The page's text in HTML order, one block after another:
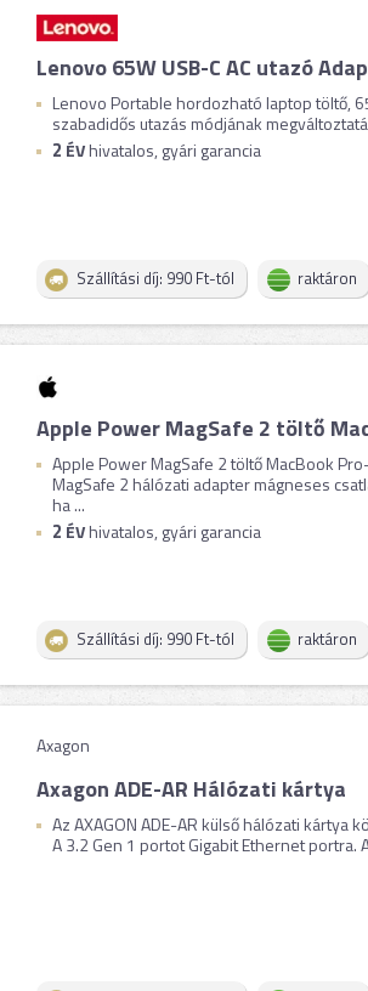
Lenovo 65W USB-C AC utazó
Lenovo Portable hordozható laptop töltő,
szabadidős utazás módjának
2 ÉVhivatalos, gyári garancia
Szállítási díj: 990 Ft-tól raktáron
Apple Power MagSafe 2 töltő
Apple Power MagSafe 2 töltő MacBook
MagSafe 2 hálózati adapter mágneses
ha ...
2 ÉVhivatalos, gyári garancia
Szállítási díj: 990 Ft-tól raktáron
Axagon
Axagon ADE-AR Hálózati kártya
Az AXAGON ADE-AR külső hálózati kártya
A 3.2 Gen 1 portot Gigabit Ethernet